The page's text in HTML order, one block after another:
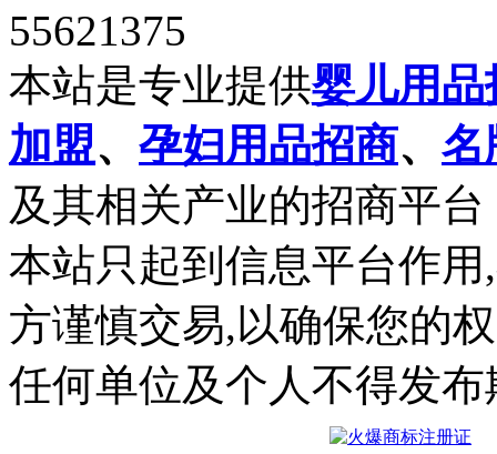
55621375
本站是专业提供婴儿用品
加盟、 孕妇用品招商、 名
及其相关产业的招商平台
本站只起到信息平台作
方谨慎交易,以确保您的
任何单位及个人不得发